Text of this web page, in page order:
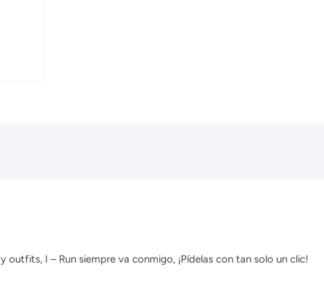
I – Run siempre va conmigo, ¡Pídelas con tan solo un clic!